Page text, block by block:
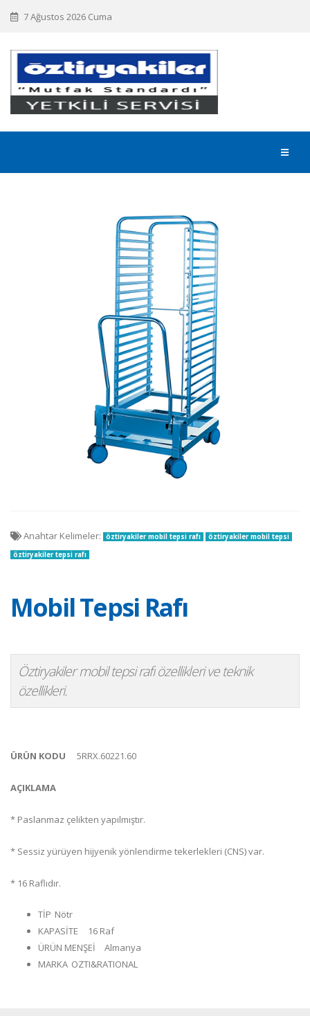
7 Ağustos 2026 Cuma
Mobil Tepsi Rafı
Öztiryakiler mobil tepsi rafı özellikleri ve teknik
özellikleri.
ÜRÜN KODU 5RRX.60221.60
AÇIKLAMA
* Paslanmaz çelikten yapılmıştır.
* Sessiz yürüyen hijyenik yönlendirme tekerlekleri (CNS) var.
* 16 Raflıdır.
TİP Nötr
KAPASİTE
16 Raf
ÜRÜN MENŞEİ
Almanya
MARKA OZTI&RATIONAL
Anahtar Kelimeler: öztiryakiler mobil tepsi rafı
öztiryakiler mobil tepsi
öztiryakiler tepsi rafı